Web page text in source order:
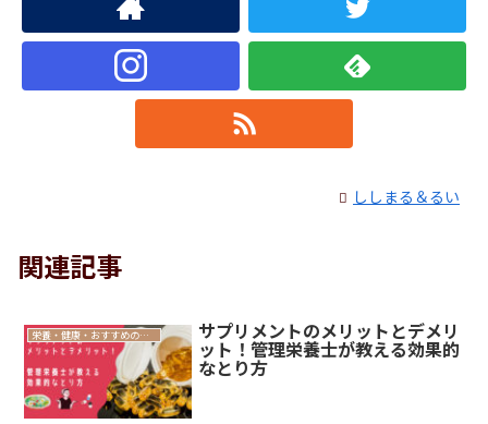
ししまる＆るい
関連記事
栄養・健康・おすすめの食べ物・その他 サプリメントのメリットとデメリ
ット！管理栄養士が教える効果的
なとり方